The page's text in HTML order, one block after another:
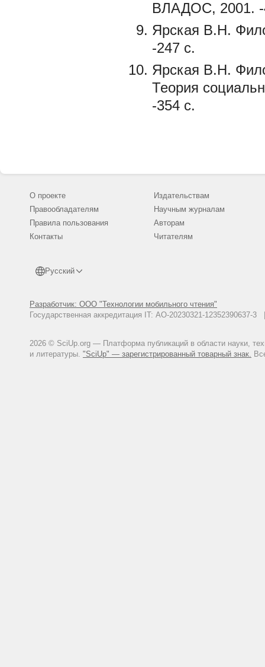
ВЛАДОС, 2001. -
Ярская В.Н.
-247 с.
Ярская В.Н.
Теория
-354 с.
О проекте
Правообладателям
Правила пользования
Контакты
Русский
Разработчик: ООО "Технологии мобильного чтения"
Государственная аккредитация IT: АО-20230321-
2026 © SciUp.org — Платформа публикаций в области науки,
и литературы. "SciUp" — зарегистрированный товарный знак.
Издательствам
Научным журналам
Авторам
Читателям